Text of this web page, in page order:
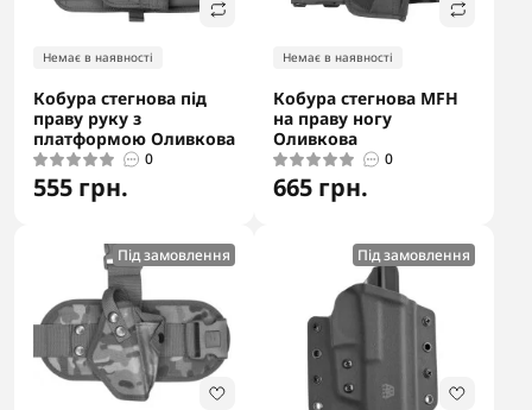
Немає в наявності
Кобура стегнова під
праву руку з
платформою Оливкова
0
555 грн.
Немає в наявності
Кобура стегнова MFH
на праву ногу
Оливкова
0
665 грн.
Під замовлення Під замовлення